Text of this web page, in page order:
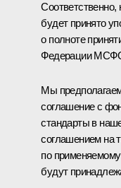
Соответственно,
будет принято
о полноте
Федерации
Мы
соглашение с
стандарты в
соглашением на
по
будут